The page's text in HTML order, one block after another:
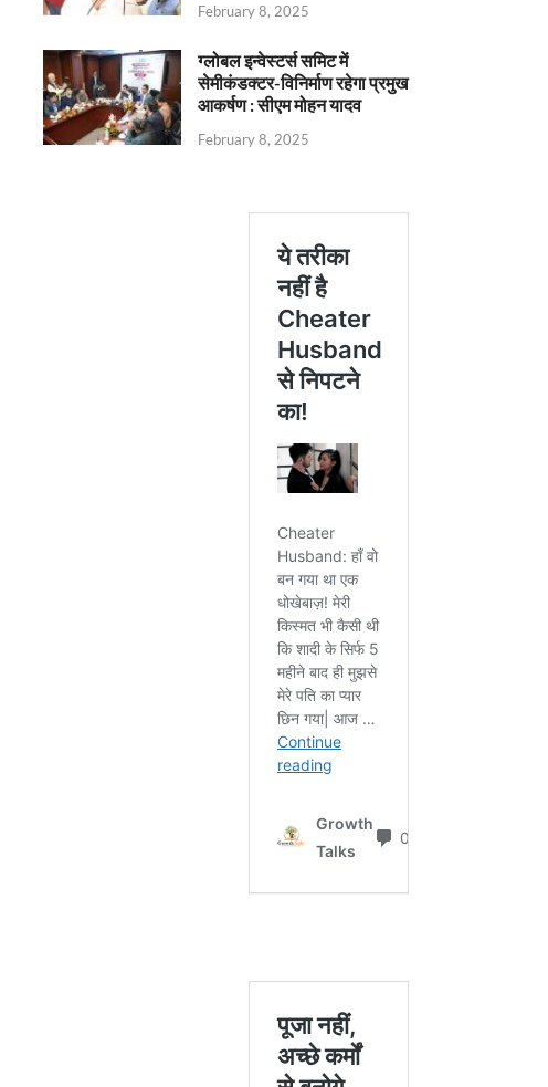
February 8, 2025
ग्लोबल इन्वेस्टर्स समिट में
सेमीकंडक्टर-विनिर्माण रहेगा प्रमुख
आकर्षण : सीएम मोहन यादव
February 8, 2025